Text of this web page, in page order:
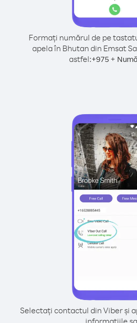
Formați numărul de pe
apela în Bhutan din Emsat
astfel:+975 +
Selectați contactul din Viber și
informațiile